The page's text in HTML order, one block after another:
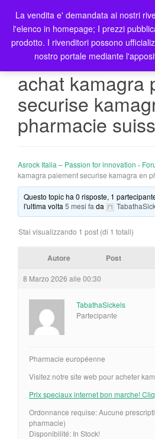
achat kamagra
securise
pharmacie
Asrock Italia – Passion for innovation ›
kamagra paiement securise kamagra en
Questo topic ha 0 risposte, 1
l'ultima volta5 mesi fa da
Stai visualizzando 1 post (di 1 totali)
Autore Post
8 Marzo 2026 alle 00:30
TabathaSickels
Partecipante
Pharmacie européenne
Visitez notre site web pour acheter
Prix speciaux internet bon marche!
Ordonnance requise: Aucune
pharmacie)
Disponibilité: In Stock!
La vendita e' demandata ai nostri
l'elenco in homepage; I prezzi
prodotto. I rivenditori possono
nostro portale mediante